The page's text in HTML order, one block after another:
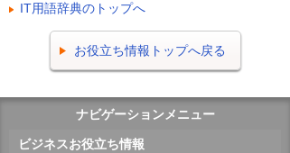
IT用語辞典のトップへ
お役立ち情報トップへ戻る
ナビゲーションメニュー
ビジネスお役立ち情報